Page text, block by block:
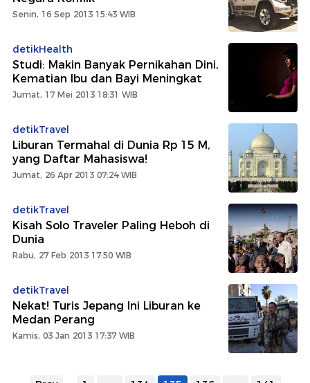
Senin, 16 Sep 2013 15:43 WIB
detikHealth
Studi: Makin Banyak Pernikahan Dini,
Kematian Ibu dan Bayi Meningkat
Jumat, 17 Mei 2013 18:31 WIB
detikTravel
Liburan Termahal di Dunia Rp 15 M,
yang Daftar Mahasiswa!
Jumat, 26 Apr 2013 07:24 WIB
detikTravel
Kisah Solo Traveler Paling Heboh di
Dunia
Rabu, 27 Feb 2013 17:50 WIB
detikTravel
Nekat! Turis Jepang Ini Liburan ke
Medan Perang
Kamis, 03 Jan 2013 17:37 WIB